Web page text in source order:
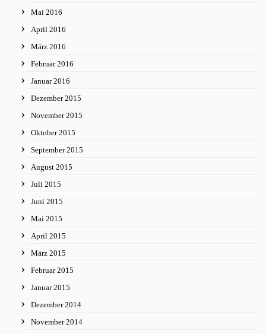
Mai 2016
April 2016
März 2016
Februar 2016
Januar 2016
Dezember 2015
November 2015
Oktober 2015
September 2015
August 2015
Juli 2015
Juni 2015
Mai 2015
April 2015
März 2015
Februar 2015
Januar 2015
Dezember 2014
November 2014